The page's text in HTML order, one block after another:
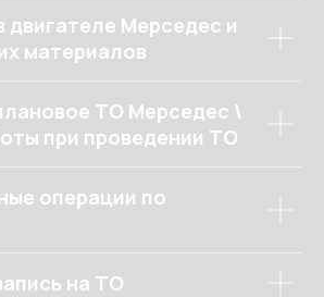
двигателе Мерседес и
материалов
ТО Мерседес \
при проведении ТО
операции по
на ТО
или
ремонт
и
и
Mercedes.
нам!